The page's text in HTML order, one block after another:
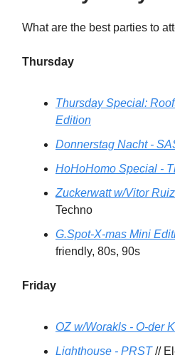
What are the best parties to
Thursday
Thursday Special:
Edition
Donnerstag Nacht -
HoHoHomo Special -
Zuckerwatt w/Vitor
Techno
G.Spot-X-mas Mini
friendly, 80s, 90s
Friday
OZ w/Worakls - O-der
Lighthouse - PRST//